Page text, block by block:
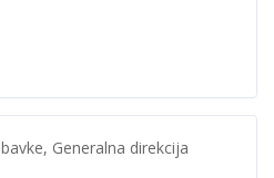
, Generalna direkcija